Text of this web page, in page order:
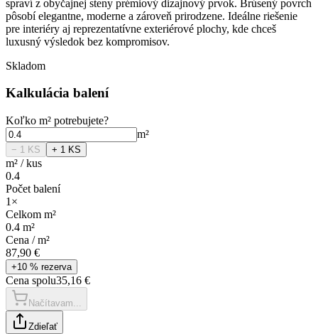
spraví z obyčajnej steny prémiový dizajnový prvok. Brúsený povrch
pôsobí elegantne, moderne a zároveň prirodzene. Ideálne riešenie
pre interiéry aj reprezentatívne exteriérové plochy, kde chceš
luxusný výsledok bez kompromisov.
Skladom
Kalkulácia balení
Koľko m² potrebujete?
m²
− 1 KS + 1 KS
m² /kus
0.4
Počet balení
1 ×
Celkom m²
0.4 m²
Cena /m²
87,90 €
+10 % rezerva
Cena spolu35,16 €
Načítavam...
Zdieľať